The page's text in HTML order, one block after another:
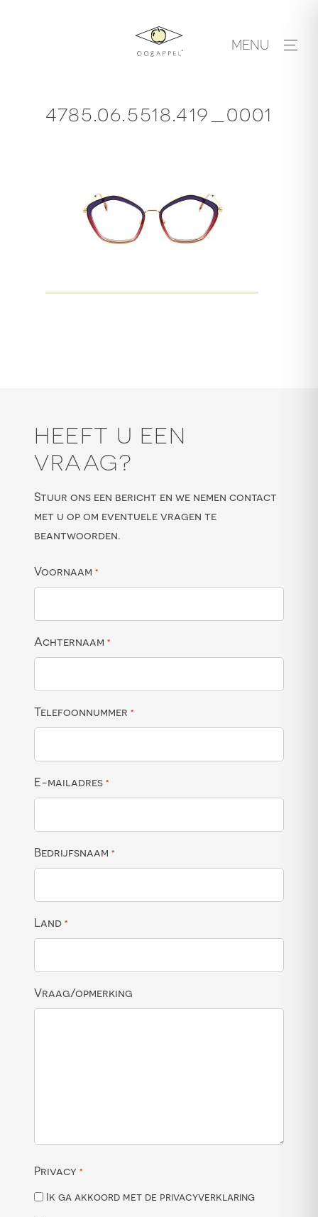
MENU
4785.06.5518.419_0001
HEEFT U EEN
VRAAG?
Stuur ons een bericht en we nemen contact
met u op om eventuele vragen te
beantwoorden.
Voornaam *
Achternaam *
Telefoonnummer *
E-mailadres *
Bedrijfsnaam *
Land *
Vraag/opmerking
Privacy *
Ik ga akkoord met de privacyverklaring